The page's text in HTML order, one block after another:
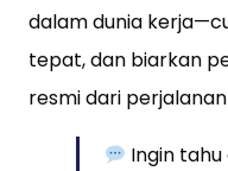
dalam dunia
tepat, dan biarkan
resmi dari
Ingin